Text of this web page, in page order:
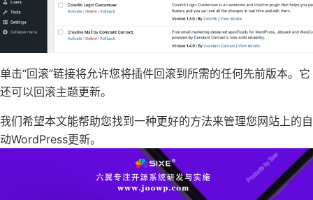
单击“回滚”链接将允许您将插件回滚到所需的任何先前版本。它
还可以回滚主题更新。
我们希望本文能帮助您找到一种更好的方法来管理您网站上的自
动WordPress更新。